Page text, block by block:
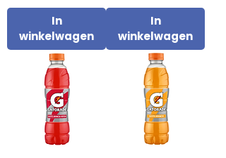
In
winkelwagen
In
winkelwagen